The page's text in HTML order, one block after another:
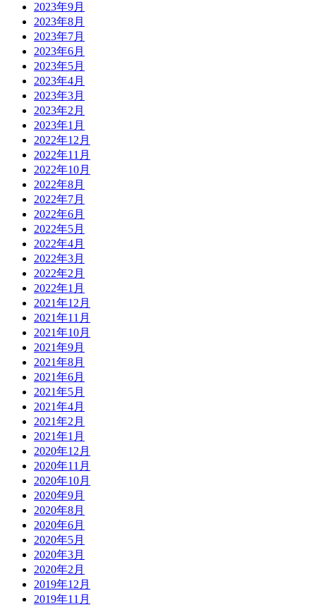
2023年9月
2023年8月
2023年7月
2023年6月
2023年5月
2023年4月
2023年3月
2023年2月
2023年1月
2022年12月
2022年11月
2022年10月
2022年8月
2022年7月
2022年6月
2022年5月
2022年4月
2022年3月
2022年2月
2022年1月
2021年12月
2021年11月
2021年10月
2021年9月
2021年8月
2021年6月
2021年5月
2021年4月
2021年2月
2021年1月
2020年12月
2020年11月
2020年10月
2020年9月
2020年8月
2020年6月
2020年5月
2020年3月
2020年2月
2019年12月
2019年11月